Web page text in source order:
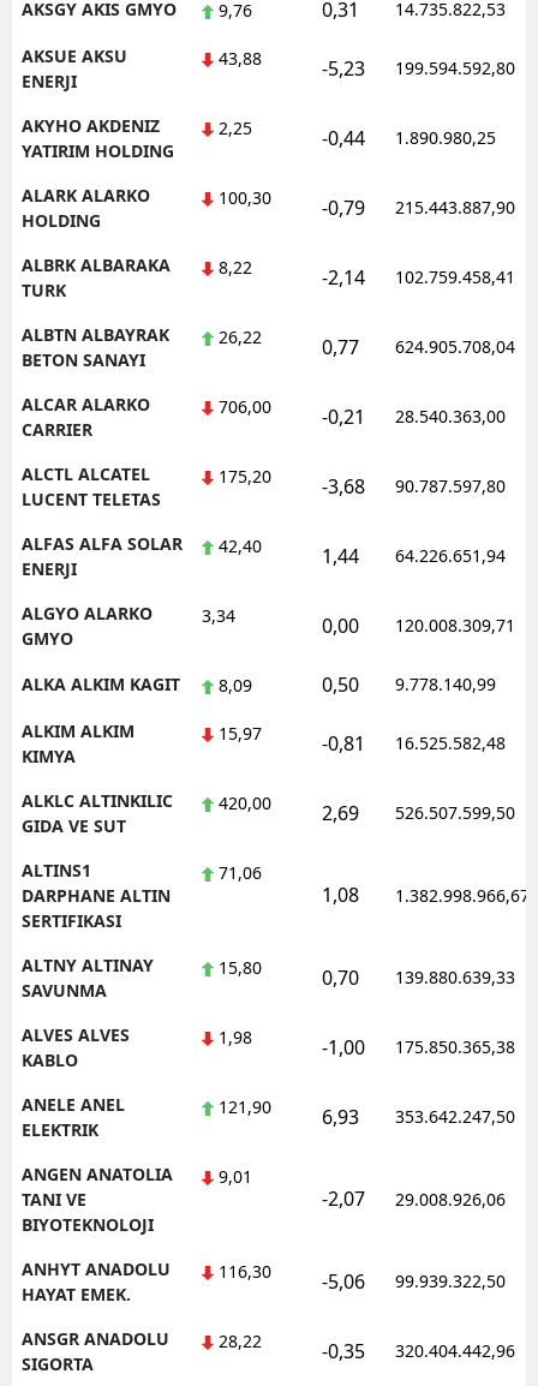
AKSGY AKIS GMYO 9,76 0,31 14.735.822,53
AKSUE AKSU
ENERJI
43,88 -5,23 199.594.592,80
AKYHO AKDENIZ
YATIRIM HOLDING
2,25 -0,44 1.890.980,25
ALARK ALARKO
HOLDING
100,30 -0,79 215.443.887,90
ALBRK ALBARAKA
TURK
8,22 -2,14 102.759.458,41
ALBTN ALBAYRAK
BETON SANAYI
26,22 0,77 624.905.708,04
ALCAR ALARKO
CARRIER
706,00 -0,21 28.540.363,00
ALCTL ALCATEL
LUCENT TELETAS
175,20 -3,68 90.787.597,80
ALFAS ALFA SOLAR
ENERJI
42,40 1,44 64.226.651,94
ALGYO ALARKO
GMYO
3,34 0,00 120.008.309,71
ALKA ALKIM KAGIT 8,09 0,50 9.778.140,99
ALKIM ALKIM
KIMYA
15,97 -0,81 16.525.582,48
ALKLC ALTINKILIC
GIDA VE SUT
420,00 2,69 526.507.599,50
ALTINS1
DARPHANE ALTIN
SERTIFIKASI
71,06
1,08 1.382.998.966,67
ALTNY ALTINAY
SAVUNMA
15,80 0,70 139.880.639,33
ALVES ALVES
KABLO
1,98 -1,00 175.850.365,38
ANELE ANEL
ELEKTRIK
121,90 6,93 353.642.247,50
ANGEN ANATOLIA
TANI VE
BIYOTEKNOLOJI
9,01
-2,07 29.008.926,06
ANHYT ANADOLU
HAYAT EMEK.
116,30 -5,06 99.939.322,50
ANSGR ANADOLU
SIGORTA
28,22 -0,35 320.404.442,96